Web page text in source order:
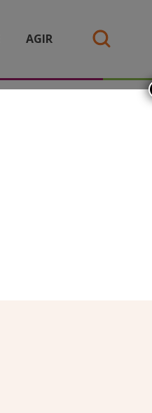
AGIR